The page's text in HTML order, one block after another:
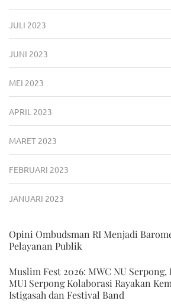
JULI 2023
JUNI 2023
MEI 2023
APRIL 2023
MARET 2023
FEBRUARI 2023
JANUARI 2023
Opini Ombudsman RI Menjadi
Pelayanan Publik
Muslim Fest 2026: MWC NU Serpong,
MUI Serpong Kolaborasi Rayakan
Istigasah dan Festival Band